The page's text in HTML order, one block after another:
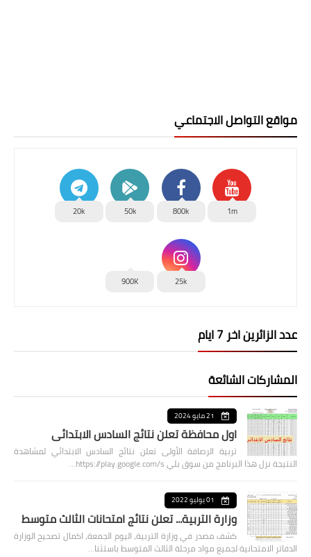
مواقع التواصل الاجتماعي
1m
800k
50k
20k
25k
900K
عدد الزائرين اخر 7 ايام
المشاركات الشائعة
21 مايو 2024
اول محافظة تعلن نتائج السادس الابتدائي
تربية الرصافة الأولى تعلن نتائج السادس الابتدائي لمشاهدة
النتيجة نزل هذا البرنامج من سوق بلي https://play.google.com/s…
01 يوليو 2022
وزارة التربية... تعلن نتائج امتحانات الثالث متوسط
كشف مصدر في وزارة التربية، اليوم الجمعة، اكمال تصحيح الوزارة
الدفاتر الامتحانية لجميع مواد مرحلة الثالث المتوسط باستثنا…